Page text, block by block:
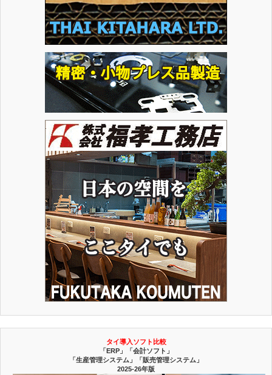
タイ導入ソフト比較
「ERP」「会計ソフト」
「生産管理システム」「販売管理システム」
2025-26年版